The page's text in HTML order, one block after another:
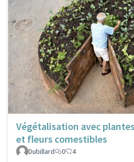
Végétalisation avec plantes
et fleurs comestibles
Dubillard
0 4